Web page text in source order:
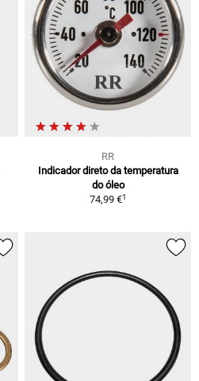
RR
Indicador direto da temperatura
do óleo
74,99 €1